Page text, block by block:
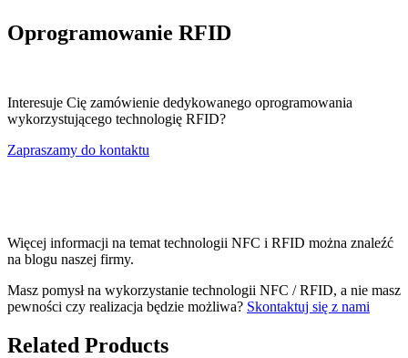
Oprogramowanie RFID
Interesuje Cię zamówienie dedykowanego oprogramowania
wykorzystującego technologię RFID?
Zapraszamy do kontaktu
Więcej informacji na temat technologii NFC i RFID można znaleźć
na blogu naszej firmy.
Masz pomysł na wykorzystanie technologii NFC / RFID, a nie masz
pewności czy realizacja będzie możliwa? Skontaktuj się z nami
Related Products